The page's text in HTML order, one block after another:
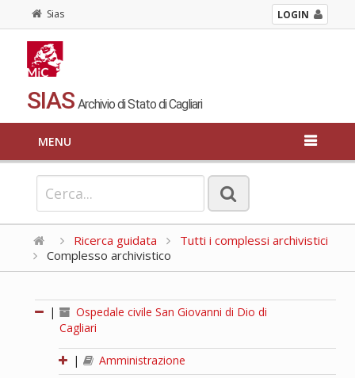
Sias LOGIN
SIAS Archivio di Stato di Cagliari
MENU
Ricerca guidata
Tutti i complessi archivistici
Complesso archivistico
|
Ospedale civile San Giovanni di Dio di
Cagliari
|
Amministrazione